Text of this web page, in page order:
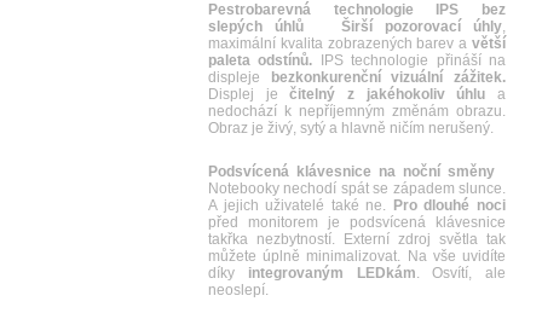
Pestrobarevná technologie IPS bez
slepých úhlů
Širší pozorovací úhly,
maximální kvalita zobrazených barev a větší
paleta odstínů. IPS technologie přináší na
displeje
bezkonkurenční vizuální zážitek.
Displej ječitelný z jakéhokoliv úhlu a
nedochází k nepříjemným změnám obrazu.
Obraz je živý, sytý a hlavně ničím nerušený.
Podsvícená klávesnice na noční směny
Notebooky nechodí spát se západem slunce.
A jejich uživatelé také ne.
Pro dlouhé noci
před monitorem je podsvícená klávesnice
takřka nezbytností. Externí zdroj světla tak
můžete úplně minimalizovat. Na vše uvidíte
díky integrovaným LEDkám. Osvítí, ale
neoslepí.